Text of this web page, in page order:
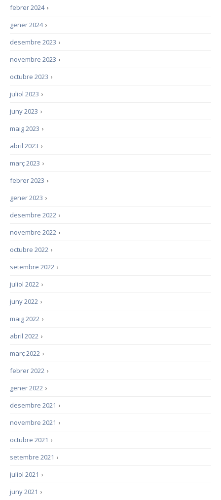
›
febrer 2024
›
gener 2024
›
desembre 2023
›
novembre 2023
›
octubre 2023
›
juliol 2023
›
juny 2023
›
maig 2023
›
abril 2023
›
març 2023
›
febrer 2023
›
gener 2023
›
desembre 2022
›
novembre 2022
›
octubre 2022
›
setembre 2022
›
juliol 2022
›
juny 2022
›
maig 2022
›
abril 2022
›
març 2022
›
febrer 2022
›
gener 2022
›
desembre 2021
›
novembre 2021
›
octubre 2021
›
setembre 2021
›
juliol 2021
›
juny 2021